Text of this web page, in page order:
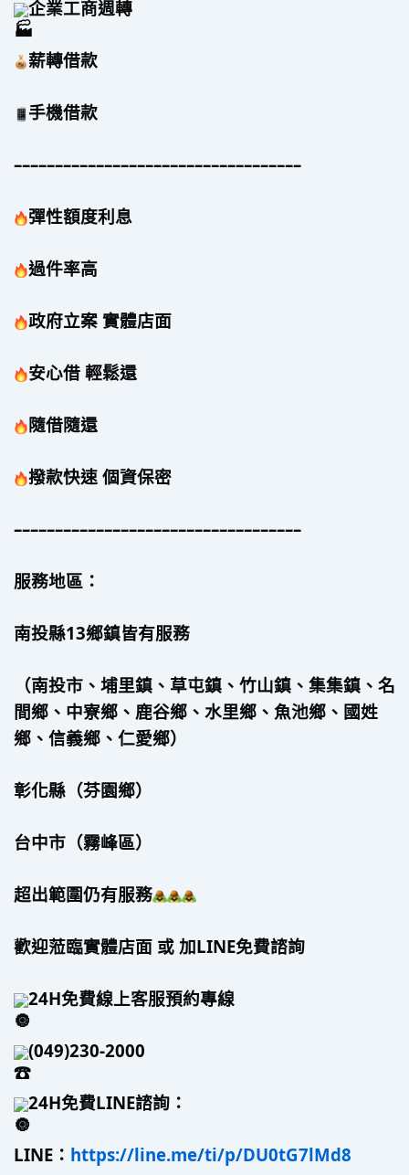
企業工商週轉
薪轉借款
手機借款
–––––––––––––––––––––––––––––––––––
彈性額度利息
過件率高
政府立案 實體店面
安心借 輕鬆還
隨借隨還
撥款快速 個資保密
–––––––––––––––––––––––––––––––––––
服務地區：
南投縣13鄉鎮皆有服務
（南投市、埔里鎮、草屯鎮、竹山鎮、集集鎮、名
間鄉、中寮鄉、鹿谷鄉、水里鄉、魚池鄉、國姓
鄉、信義鄉、仁愛鄉）
彰化縣（芬園鄉）
台中市（霧峰區）
超出範圍仍有服務
歡迎蒞臨實體店面 或 加LINE免費諮詢
24H免費線上客服預約專線
(049)230-2000
24H免費LINE諮詢：
LINE： https://line.me/ti/p/DU0tG7lMd8